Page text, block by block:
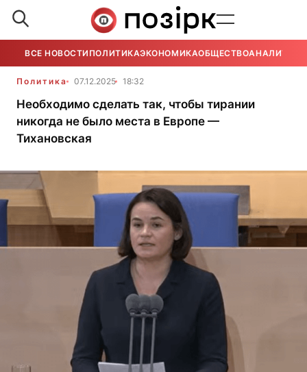
ВСЕ НОВОСТИ ПОЛИТИКАЭКОНОМИКАОБЩЕСТВОАНАЛИТИКА
Политика 07.12.2025 18:32
Необходимо сделать так, чтобы тирании
никогда не было места в Европе —
Тихановская